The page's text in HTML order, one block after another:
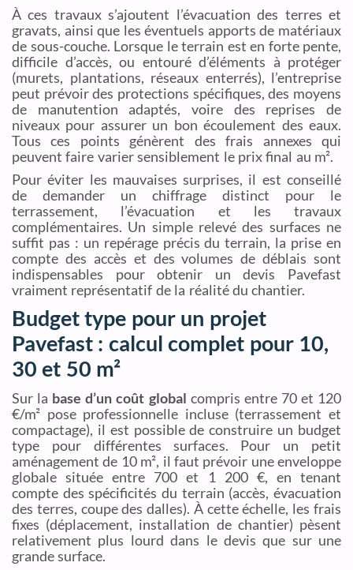
À ces travaux s’ajoutent l’évacuation des terres et
gravats, ainsi que les éventuels apports de matériaux
de sous-couche. Lorsque le terrain est en forte pente,
difficile d’accès, ou entouré d’éléments à protéger
(murets, plantations, réseaux enterrés), l’entreprise
peut prévoir des protections spécifiques, des moyens
de manutention adaptés, voire des reprises de
niveaux pour assurer un bon écoulement des eaux.
Tous ces points génèrent des frais annexes qui
peuvent faire varier sensiblement le prix final au m².
Pour éviter les mauvaises surprises, il est conseillé
de demander un chiffrage distinct pour le
terrassement, l’évacuation et les travaux
complémentaires. Un simple relevé des surfaces ne
suffit pas : un repérage précis du terrain, la prise en
compte des accès et des volumes de déblais sont
indispensables pour obtenir un devis Pavefast
vraiment représentatif de la réalité du chantier.
Budget type pour un projet
Pavefast : calcul complet pour 10,
30 et 50 m²
Sur la base d’un coût global compris entre 70 et 120
€/m² pose professionnelle incluse (terrassement et
compactage), il est possible de construire un budget
type pour différentes surfaces. Pour un petit
aménagement de 10 m², il faut prévoir une enveloppe
globale située entre 700 et 1 200 €, en tenant
compte des spécificités du terrain (accès, évacuation
des terres, coupe des dalles). À cette échelle, les frais
fixes (déplacement, installation de chantier) pèsent
relativement plus lourd dans le devis que sur une
grande surface.